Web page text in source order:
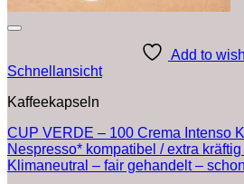
Add to
Schnellansicht
Kaffeekapseln
CUP VERDE – 100 Crema Intenso
Nespresso* kompatibel / extra
Klimaneutral – fair gehandelt –